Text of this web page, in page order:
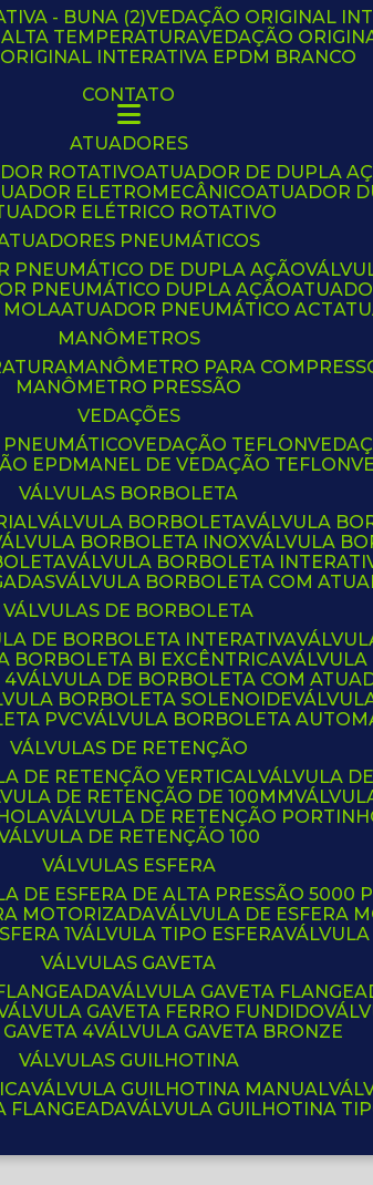
- BUNA (2)
VEDAÇÃO ORIGINAL
TEMPERATURA VEDAÇÃO
ORIGINAL INTERATIVA EPDM BRANCO
CONTATO
ATUADORES
ROTATIVO ATUADOR DE DUPLA
ELETROMECÂNICO ATUADOR
ELÉTRICO ROTATIVO
ATUADORES PNEUMÁTICOS
PNEUMÁTICO DE DUPLA AÇÃO
PNEUMÁTICO DUPLA AÇÃO
MOLA ATUADOR PNEUMÁTICO ACT
MANÔMETROS
MANÔMETRO PARA
MANÔMETRO PRESSÃO
VEDAÇÕES
PNEUMÁTICO VEDAÇÃO TEFLON
EPDM ANEL DE VEDAÇÃO TEFLON
VÁLVULAS BORBOLETA
VÁLVULA BORBOLETA VÁLVULA
VÁLVULA BORBOLETA INOX VÁLVULA
VÁLVULA BORBOLETA
VÁLVULA BORBOLETA COM
VÁLVULAS DE BORBOLETA
DE BORBOLETA INTERATIVA
BORBOLETA BI EXCÊNTRICA
4 VÁLVULA DE BORBOLETA COM
BORBOLETA SOLENOIDE
PVC VÁLVULA BORBOLETA
VÁLVULAS DE RETENÇÃO
DE RETENÇÃO VERTICAL VÁLVULA
DE RETENÇÃO DE 100MM
VÁLVULA DE RETENÇÃO
VÁLVULA DE RETENÇÃO 100
VÁLVULAS ESFERA
DE ESFERA DE ALTA PRESSÃO 5000
MOTORIZADA VÁLVULA DE ESFERA
1 VÁLVULA TIPO ESFERA
VÁLVULAS GAVETA
VÁLVULA GAVETA
VÁLVULA GAVETA FERRO FUNDIDO
GAVETA 4 VÁLVULA GAVETA BRONZE
VÁLVULAS GUILHOTINA
VÁLVULA GUILHOTINA MANUAL
FLANGEADA VÁLVULA GUILHOTINA